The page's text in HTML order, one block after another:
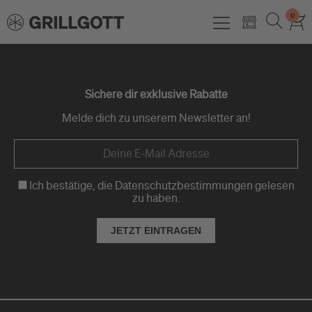
0
Sichere dir exklusive Rabatte
Melde dich zu unserem Newsletter an!
Ich bestätige, die Datenschutzbestimmungen gelesen
zu haben.
JETZT EINTRAGEN